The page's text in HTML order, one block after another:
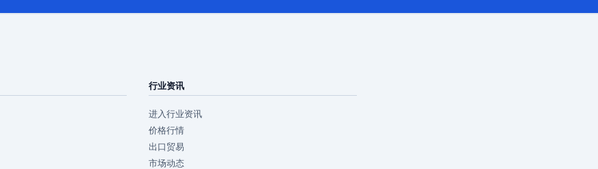
行业资讯
进入行业资讯
价格行情
出口贸易
市场动态